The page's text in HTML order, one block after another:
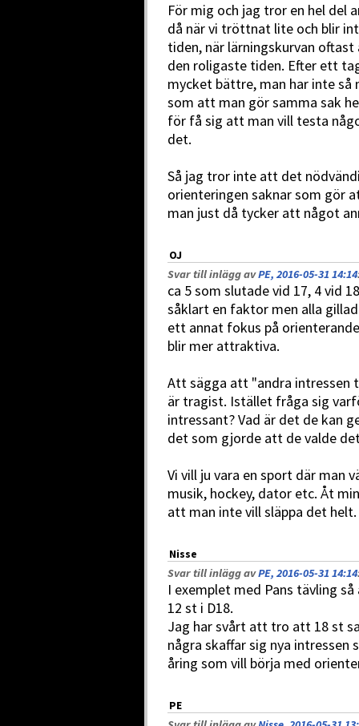
För mig och jag tror en hel del
då när vi tröttnat lite och blir
tiden, när lärningskurvan
den roligaste tiden. Efter ett
mycket bättre, man har inte så
som att man gör samma sak
för få sig att man vill testa
det.
Så jag tror inte att det
orienteringen saknar som gör
man just då tycker att något
OJ
Svar till inlägg avPE, 2016-05-31 14:14
ca 5 som slutade vid 17, 4 vid
såklart en faktor men alla
ett annat fokus på
blir mer attraktiva.
Att sägga att "andra intressen
är tragist. Istället fråga sig
intressant? Vad är det de kan
det som gjorde att de valde
Vi vill ju vara en sport där man
musik, hockey, dator etc. Åt
att man inte vill släppa det helt.
Nisse
Svar till inlägg avPE, 2016-05-31 14:14
I exemplet med Pans tävling
12 st i D18.
Jag har svårt att tro att 18 st
några skaffar sig nya intressen
åring som vill börja med
PE